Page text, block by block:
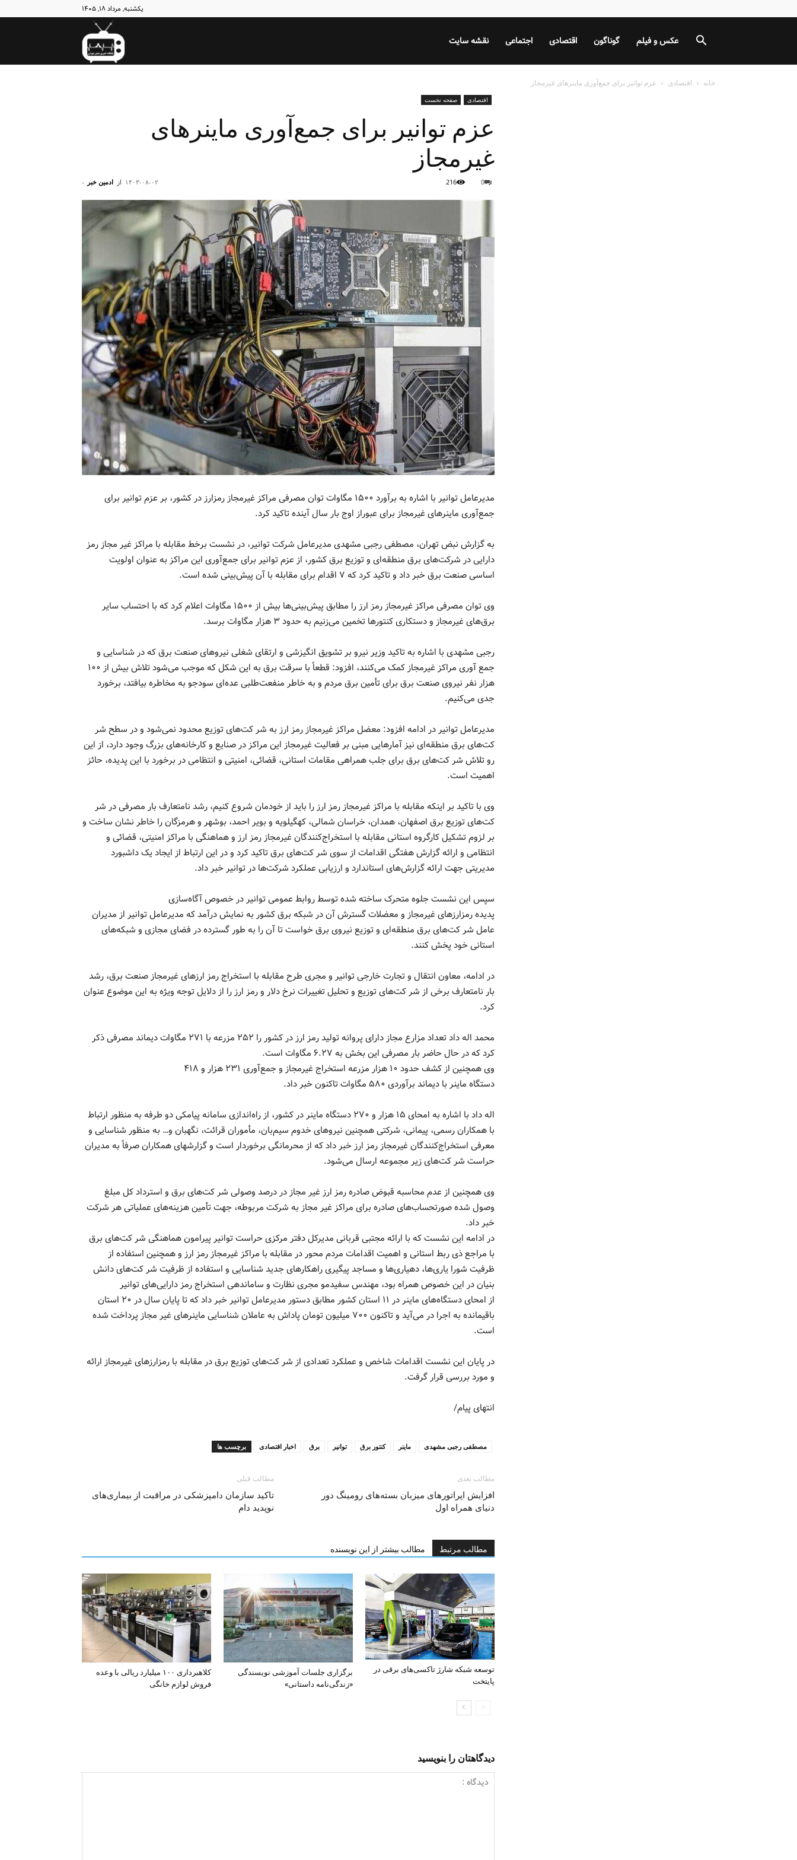
یکشنبه, مرداد ۱۸, ۱۴۰۵
نبض نقشه سایت اجتماعی اقتصادی گوناگون عکس و فیلم
خانه اقتصادی عزم توانیر برای جمع‌آوری ماینرهای غیرمجاز
اقتصادی صفحه نخست
عزم توانیر برای جمع‌آوری ماینرهای
غیرمجاز
از ادمین خبر - ۱۴۰۳-۰۸-۰۲ 0
216
مدیرعامل توانیر با اشاره به برآورد ۱۵۰۰ مگاوات توان مصرفی مراکز غیرمجاز رمزارز در کشور، بر عزم توانیر برای
جمع‌آوری ماینرهای غیرمجاز برای عبوراز اوج بار سال آینده تاکید کرد.
به گزارش نبض تهران، مصطفی رجبی مشهدی مدیرعامل شرکت توانیر، در نشست برخط مقابله با مراکز غیر مجاز رمز
دارایی در شرکت‌های برق منطقه‌ای و توزیع برق کشور، از عزم توانیر برای جمع‌آوری این مراکز به عنوان اولویت
اساسی صنعت برق خبر داد و تاکید کرد که ۷ اقدام برای مقابله با آن پیش‌بینی شده است.
وی توان مصرفی مراکز غیرمجاز رمز ارز را مطابق پیش‌بینی‌ها بیش از ۱۵۰۰ مگاوات اعلام کرد که با احتساب سایر
برق‌های غیرمجاز و دستکاری کنتورها تخمین می‌زنیم به حدود ۳ هزار مگاوات برسد.
رجبی مشهدی با اشاره به تاکید وزیر نیرو بر تشویق انگیزشی و ارتقای شغلی نیروهای صنعت برق که در شناسایی و
جمع آوری مراکز غیرمجاز کمک می‌کنند، افزود: قطعاً با سرقت برق به این شکل که موجب می‌شود تلاش بیش از ۱۰۰
هزار نفر نیروی صنعت برق برای تأمین برق مردم و به خاطر منفعت‌طلبی عده‌ای سودجو به مخاطره بیافتد، برخورد
جدی می‌کنیم.
مدیرعامل توانیر در ادامه افزود: معضل مراکز غیرمجاز رمز ارز به شر کت‌های توزیع محدود نمی‌شود و در سطح شر
کت‌های برق منطقه‌ای نیز آمارهایی مبنی بر فعالیت غیرمجاز این مراکز در صنایع و کارخانه‌های بزرگ وجود دارد، از این
رو تلاش شر کت‌های برق برای جلب همراهی مقامات استانی، قضائی، امنیتی و انتظامی در برخورد با این پدیده، حائز
اهمیت است.
وی با تاکید بر اینکه مقابله با مراکز غیرمجاز رمز ارز را باید از خودمان شروع کنیم، رشد نامتعارف بار مصرفی در شر
کت‌های توزیع برق اصفهان، همدان، خراسان شمالی، کهگیلویه و بویر احمد، بوشهر و هرمزگان را خاطر نشان ساخت و
بر لزوم تشکیل کارگروه استانی مقابله با استخراج‌کنندگان غیرمجاز رمز ارز و هماهنگی با مراکز امنیتی، قضائی و
انتظامی و ارائه گزارش هفتگی اقدامات از سوی شر کت‌های برق تاکید کرد و در این ارتباط از ایجاد یک داشبورد
مدیریتی جهت ارائه گزارش‌های استاندارد و ارزیابی عملکرد شرکت‌ها در توانیر خبر داد.
سپس این نشست جلوه متحرک ساخته شده توسط روابط عمومی توانیر در خصوص آگاه‌سازی
پدیده رمزارزهای غیرمجاز و معضلات گسترش آن در شبکه برق کشور به نمایش درآمد که مدیرعامل توانیر از مدیران
عامل شر کت‌های برق منطقه‌ای و توزیع نیروی برق خواست تا آن را به طور گسترده در فضای مجازی و شبکه‌های
استانی خود پخش کنند.
در ادامه، معاون انتقال و تجارت خارجی توانیر و مجری طرح مقابله با استخراج رمز ارزهای غیرمجاز صنعت برق، رشد
بار نامتعارف برخی از شر کت‌های توزیع و تحلیل تغییرات نرخ دلار و رمز ارز را از دلایل توجه ویژه به این موضوع عنوان
کرد.
محمد اله داد تعداد مزارع مجاز دارای پروانه تولید رمز ارز در کشور را ۲۵۲ مزرعه با ۲۷۱ مگاوات دیماند مصرفی ذکر
کرد که در حال حاضر بار مصرفی این بخش به ۶.۲۷ مگاوات است.
وی همچنین از کشف حدود ۱۰ هزار مزرعه استخراج غیرمجاز و جمع‌آوری ۲۳۱ هزار و ۴۱۸
دستگاه ماینر با دیماند برآوردی ۵۸۰ مگاوات تاکنون خبر داد.
اله داد با اشاره به امحای ۱۵ هزار و ۲۷۰ دستگاه ماینر در کشور، از راه‌اندازی سامانه پیامکی دو طرفه به منظور ارتباط
با همکاران رسمی، پیمانی، شرکتی همچنین نیروهای خدوم سیم‌بان، مأموران قرائت، نگهبان و… به منظور شناسایی و
معرفی استخراج‌کنندگان غیرمجاز رمز ارز خبر داد که از محرمانگی برخوردار است و گزارشهای همکاران صرفاً به مدیران
حراست شر کت‌های زیر مجموعه ارسال می‌شود.
وی همچنین از عدم محاسبه قبوض صادره رمز ارز غیر مجاز در درصد وصولی شر کت‌های برق و استرداد کل مبلغ
وصول شده صورتحساب‌های صادره برای مراکز غیر مجاز به شرکت مربوطه، جهت تأمین هزینه‌های عملیاتی هر شرکت
خبر داد.
در ادامه این نشست که با ارائه مجتبی قربانی مدیرکل دفتر مرکزی حراست توانیر پیرامون هماهنگی شر کت‌های برق
با مراجع ذی ربط استانی و اهمیت اقدامات مردم محور در مقابله با مراکز غیرمجاز رمز ارز و همچنین استفاده از
ظرفیت شورا یاری‌ها، دهیاری‌ها و مساجد پیگیری راهکارهای جدید شناسایی و استفاده از ظرفیت شر کت‌های دانش
بنیان در این خصوص همراه بود، مهندس سفیدمو مجری نظارت و ساماندهی استخراج رمز دارایی‌های توانیر
از امحای دستگاه‌های ماینر در ۱۱ استان کشور مطابق دستور مدیرعامل توانیر خبر داد که تا پایان سال در ۲۰ استان
باقیمانده به اجرا در می‌آید و تاکنون ۷۰۰ میلیون تومان پاداش به عاملان شناسایی ماینرهای غیر مجاز پرداخت شده
است.
در پایان این نشست اقدامات شاخص و عملکرد تعدادی از شر کت‌های توزیع برق در مقابله با رمزارزهای غیرمجاز ارائه
و مورد بررسی قرار گرفت.
انتهای پیام/
برچسب ها اخبار اقتصادی برق توانیر کنتور برق ماینر مصطفی رجبی مشهدی
مطالب قبلی
تاکید سازمان دامپزشکی در مراقبت از بیماری‌های
نوپدید دام
مطالب بعدی
افزایش اپراتورهای میزبان بسته‌های رومینگ دور
دنیای همراه اول
مطالب مرتبط مطالب بیشتر از این نویسنده
کلاهبرداری ۱۰۰ میلیارد ریالی با وعده
فروش لوازم خانگی
برگزاری جلسات آموزشی نویسندگی
«زندگی‌نامه داستانی»
توسعه شبکه شارژ تاکسی‌های برقی در
پایتخت
دیدگاهتان را بنویسید